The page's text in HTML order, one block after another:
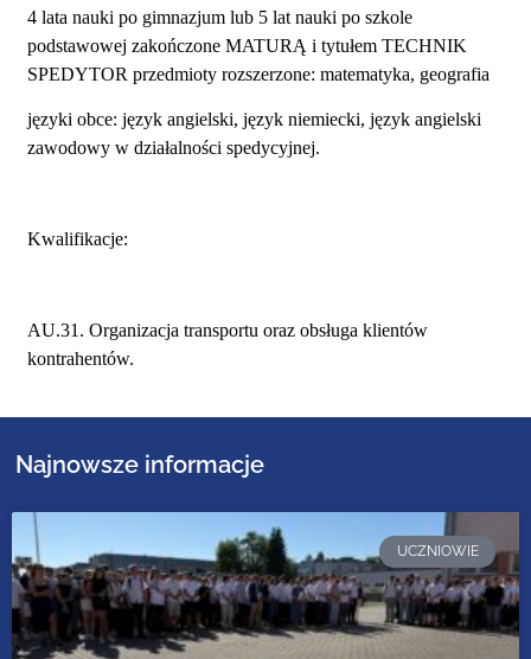
4 lata nauki po gimnazjum lub 5 lat nauki po szkole
podstawowej zakończone MATURĄ i tytułem TECHNIK
SPEDYTOR przedmioty rozszerzone: matematyka, geografia
języki obce: język angielski, język niemiecki, język angielski
zawodowy w działalności spedycyjnej.
Kwalifikacje:
AU.31. Organizacja transportu oraz obsługa klientów
kontrahentów.
Najnowsze informacje
UCZNIOWIE